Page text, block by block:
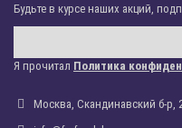
Будьте в курсе наших акций,
Я прочитал Политика
Москва, Скандинавский б-р,